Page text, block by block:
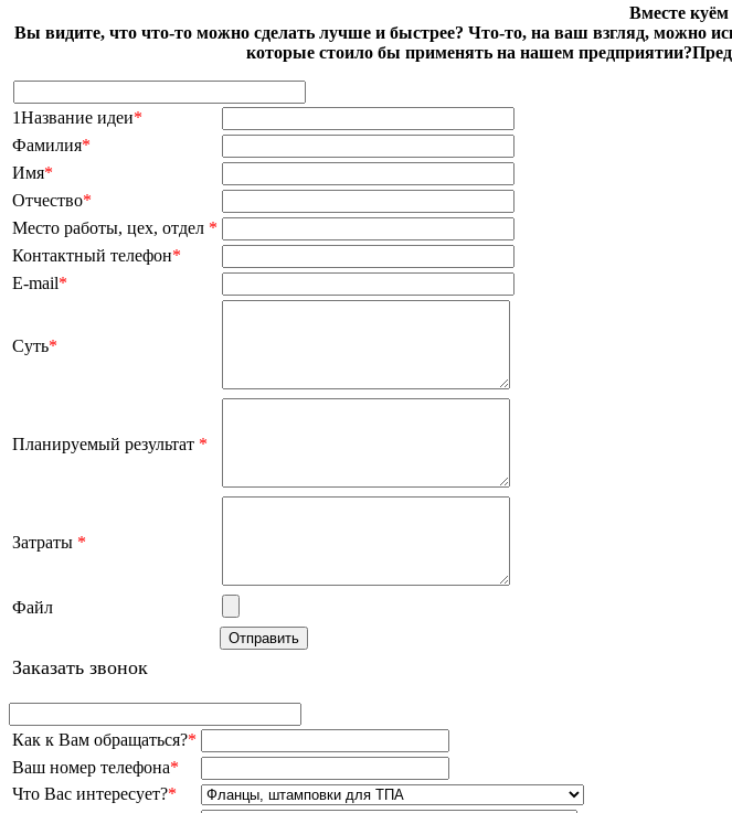
Вместе
Вы видите, что что-то можно сделать лучше и быстрее? Что-то, на ваш взгляд, можно
которые стоило бы применять на нашем
1Название идеи*
Фамилия*
Имя*
Отчество*
Место работы, цех, отдел *
Контактный телефон*
E-mail*
Суть*
Планируемый результат *
Затраты *
Файл
Заказать звонок
Как к Вам обращаться?*
Ваш номер телефона*
Что Вас интересует?*